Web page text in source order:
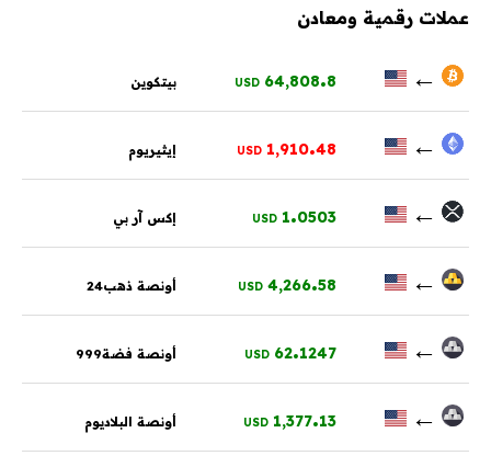
عملات رقمية ومعادن
←
64,808.8
USD بيتكوين
←
1,910.48
USD إيثيريوم
←
1.0503
USD إكس آر بي
←
4,266.58
USD أونصة ذهب24
←
62.1247
USD أونصة فضة999
←
1,377.13
USD أونصة البلاديوم